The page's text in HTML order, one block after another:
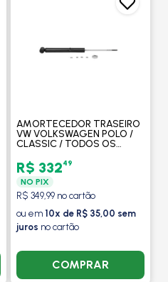
AMORTECEDOR TRASEIRO
VW VOLKSWAGEN POLO /
CLASSIC / TODOS OS
KAYABA
R$ 33249
NO PIX
R$ 349,99 no cartão
ou em 10x de R$ 35,00 sem
juros no cartão
COMPRAR